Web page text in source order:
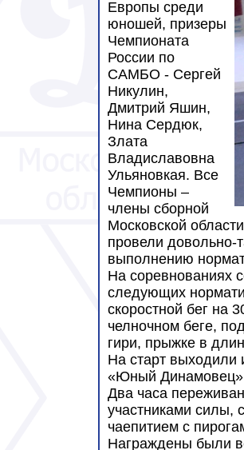
Европы среди
юношей, призеры
Чемпионата
России по
САМБО - Сергей
Никулин,
Дмитрий Яшин,
Нина Сердюк,
Злата
Владиславовна
Ульяновкая. Все
Чемпионы –
члены сборной
Московской
провели довольно-
выполнению
На соревнованиях
следующих
скоростной бег на
челночном беге,
гири, прыжке в
На старт
«Юный
Два часа
участниками силы,
чаепитием с
Награждены были